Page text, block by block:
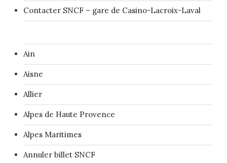
Contacter SNCF – gare de Casino-Lacroix-Laval
Ain
Aisne
Allier
Alpes de Haute Provence
Alpes Maritimes
Annuler billet SNCF